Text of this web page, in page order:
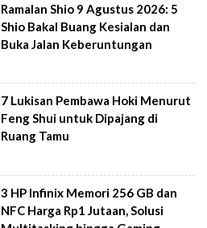
Ramalan Shio 9 Agustus 2026: 5
Shio Bakal Buang Kesialan dan
Buka Jalan Keberuntungan
7 Lukisan Pembawa Hoki Menurut
Feng Shui untuk Dipajang di
Ruang Tamu
3 HP Infinix Memori 256 GB dan
NFC Harga Rp1 Jutaan, Solusi